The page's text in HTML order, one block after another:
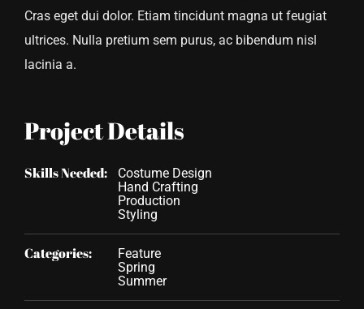
Cras eget dui dolor. Etiam tincidunt magna ut feugiat
ultrices. Nulla pretium sem purus, ac bibendum nisl
lacinia a.
Project Details
Skills Needed:
Costume Design
Hand Crafting
Production
Styling
Categories:
Feature
Spring
Summer